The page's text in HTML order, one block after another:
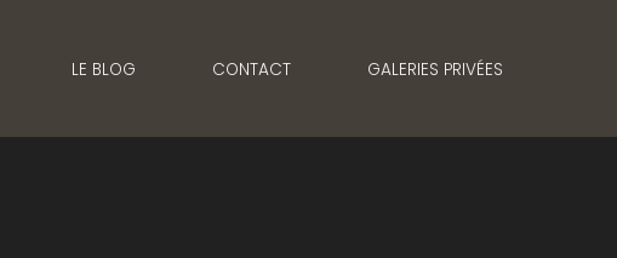
LE BLOG CONTACT GALERIES PRIVÉES